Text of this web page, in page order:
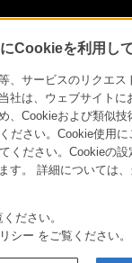
関しまとめてご
Cookieを利用して
、サービスのリクエ
社は、ウェブサイト
、Cookieおよび類似
ださい。Cookie使用
ください。Cookieの
す。 詳細については
ださい。
シー をご覧ください。